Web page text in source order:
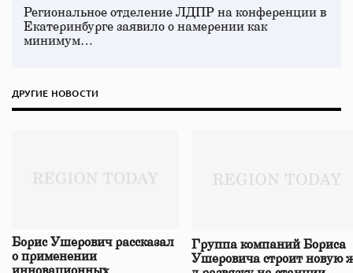
Региональное отделение ЛДПР на конференции в
Екатеринбурге заявило о намерении как
минимум…
ДРУГИЕ НОВОСТИ
Борис Ушерович рассказал
о применении
Группа компаний Бориса
Ушеровича строит новую